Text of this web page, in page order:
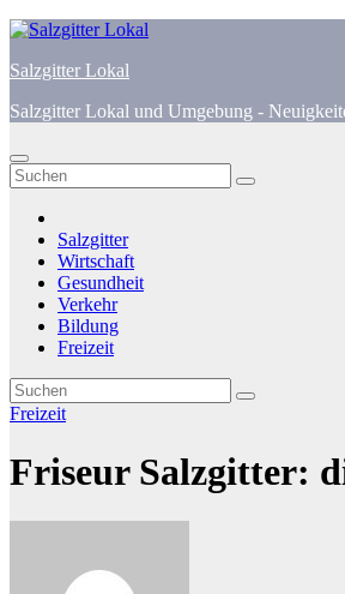
Zum
springen
Salzgitter Lokal
Salzgitter Lokal und Umgebung -
Salzgitter
Wirtschaft
Gesundheit
Verkehr
Bildung
Freizeit
Freizeit
Friseur Salzgitter: